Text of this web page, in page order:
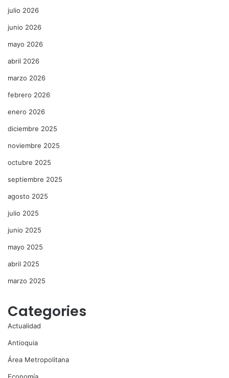
julio 2026
junio 2026
mayo 2026
abril 2026
marzo 2026
febrero 2026
enero 2026
diciembre 2025
noviembre 2025
octubre 2025
septiembre 2025
agosto 2025
julio 2025
junio 2025
mayo 2025
abril 2025
marzo 2025
Categories
Actualidad
Antioquia
Área Metropolitana